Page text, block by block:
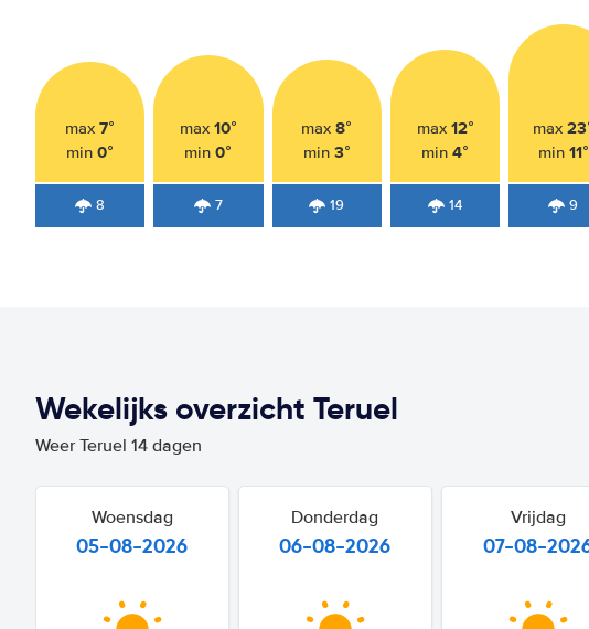
max7°
min0°
8
max 10°
min0°
7
max8°
min 3°
19
max 12°
min4°
14
max
min 11°
9
Wekelijks overzicht Teruel
Weer Teruel 14 dagen
Woensdag
05-08-2026
Donderdag
06-08-2026
Vrijdag
07-08-